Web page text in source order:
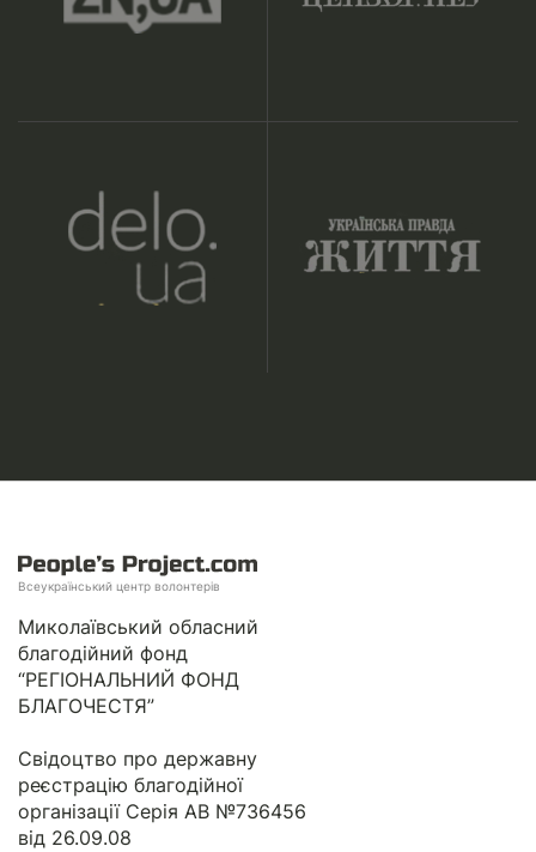
Всеукраїнський центр волонтерів
Миколаївський обласний
благодійний фонд
“РЕГІОНАЛЬНИЙ ФОНД
БЛАГОЧЕСТЯ”
Свідоцтво про державну
реєстрацію благодійної
організації Серія АВ №736456
від 26.09.08